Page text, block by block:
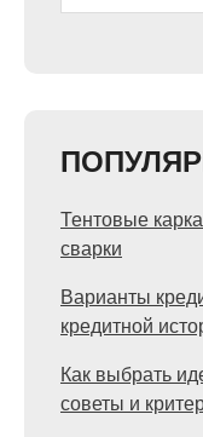
Тентовые
сварки
Варианты
кредитной
Как выбрать
советы и